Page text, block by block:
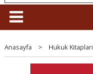
Anasayfa > Hukuk Kitapları